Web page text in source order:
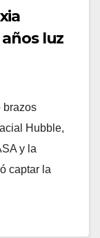
luz
brazos
Hubble,
y la
captar la